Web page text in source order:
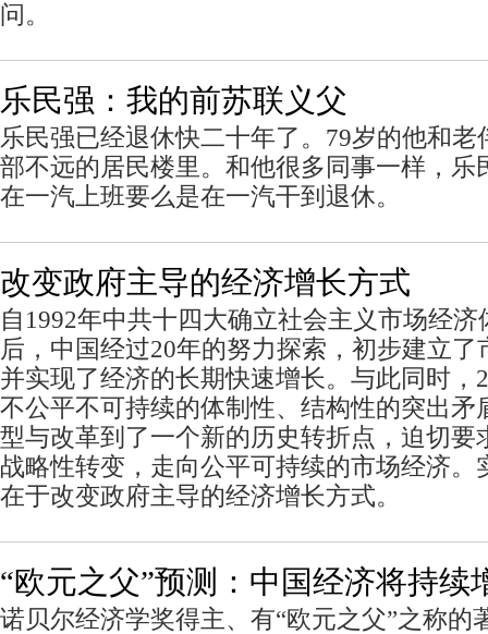
问。
乐民强：我的前苏联义父
乐民强已经退休快二十年了。79岁的他和老
部不远的居民楼里。和他很多同事一样，乐
在一汽上班要么是在一汽干到退休。
改变政府主导的经济增长方式
自1992年中共十四大确立社会主义市场经
后，中国经过20年的努力探索，初步建立
并实现了经济的长期快速增长。与此同时，
不公平不可持续的体制性、结构性的突出矛
型与改革到了一个新的历史转折点，迫切要
战略性转变，走向公平可持续的市场经济。
在于改变政府主导的经济增长方式。
“欧元之父”预测：中国经济将持续
诺贝尔经济学奖得主、有“欧元之父”之称的